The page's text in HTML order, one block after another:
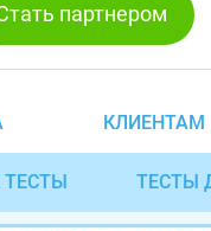
партнером
КЛИЕНТАМ
ТЕСТЫ ТЕСТЫ